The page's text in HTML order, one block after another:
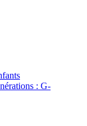
: G-